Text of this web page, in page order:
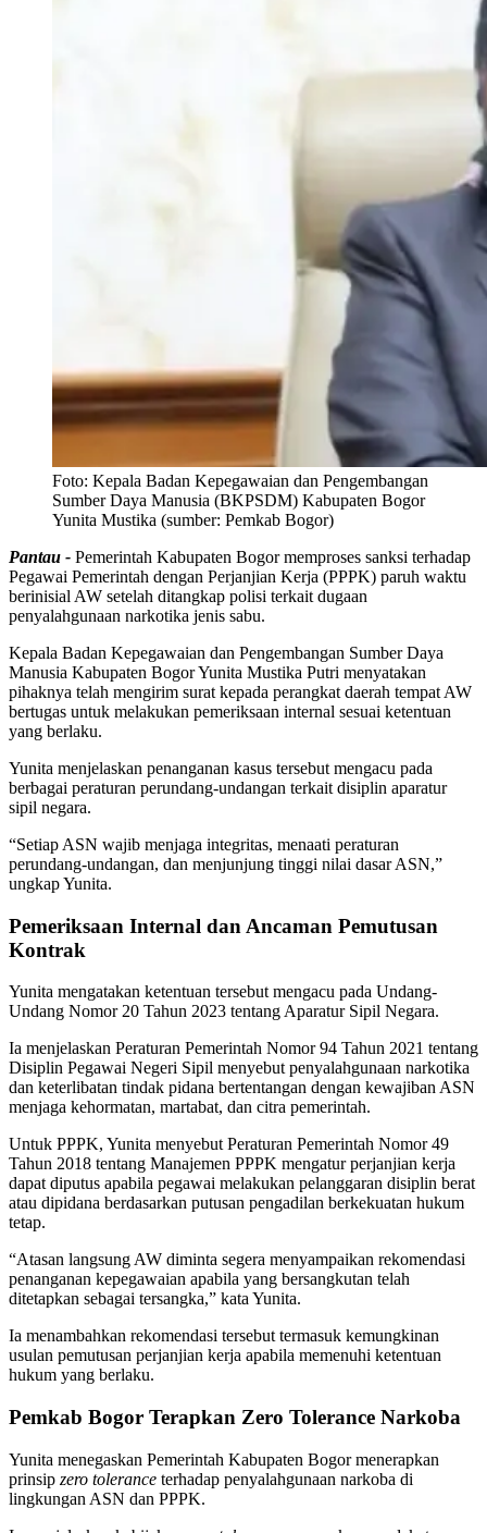
Foto: Kepala Badan Kepegawaian dan Pengembangan
Sumber Daya Manusia (BKPSDM) Kabupaten Bogor
Yunita Mustika (sumber: Pemkab Bogor)
Pantau - Pemerintah Kabupaten Bogor memproses sanksi terhadap
Pegawai Pemerintah dengan Perjanjian Kerja (PPPK) paruh waktu
berinisial AW setelah ditangkap polisi terkait dugaan
penyalahgunaan narkotika jenis sabu.
Kepala Badan Kepegawaian dan Pengembangan Sumber Daya
Manusia Kabupaten Bogor Yunita Mustika Putri menyatakan
pihaknya telah mengirim surat kepada perangkat daerah tempat AW
bertugas untuk melakukan pemeriksaan internal sesuai ketentuan
yang berlaku.
Yunita menjelaskan penanganan kasus tersebut mengacu pada
berbagai peraturan perundang-undangan terkait disiplin aparatur
sipil negara.
“Setiap ASN wajib menjaga integritas, menaati peraturan
perundang-undangan, dan menjunjung tinggi nilai dasar ASN,”
ungkap Yunita.
Pemeriksaan Internal dan Ancaman Pemutusan
Kontrak
Yunita mengatakan ketentuan tersebut mengacu pada Undang-
Undang Nomor 20 Tahun 2023 tentang Aparatur Sipil Negara.
Ia menjelaskan Peraturan Pemerintah Nomor 94 Tahun 2021 tentang
Disiplin Pegawai Negeri Sipil menyebut penyalahgunaan narkotika
dan keterlibatan tindak pidana bertentangan dengan kewajiban ASN
menjaga kehormatan, martabat, dan citra pemerintah.
Untuk PPPK, Yunita menyebut Peraturan Pemerintah Nomor 49
Tahun 2018 tentang Manajemen PPPK mengatur perjanjian kerja
dapat diputus apabila pegawai melakukan pelanggaran disiplin berat
atau dipidana berdasarkan putusan pengadilan berkekuatan hukum
tetap.
“Atasan langsung AW diminta segera menyampaikan rekomendasi
penanganan kepegawaian apabila yang bersangkutan telah
ditetapkan sebagai tersangka,” kata Yunita.
Ia menambahkan rekomendasi tersebut termasuk kemungkinan
usulan pemutusan perjanjian kerja apabila memenuhi ketentuan
hukum yang berlaku.
Pemkab Bogor Terapkan Zero Tolerance Narkoba
Yunita menegaskan Pemerintah Kabupaten Bogor menerapkan
prinsip zero tolerance terhadap penyalahgunaan narkoba di
lingkungan ASN dan PPPK.